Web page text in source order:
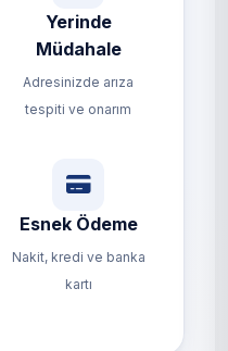
Yerinde
Müdahale
Adresinizde arıza
tespiti ve onarım
Esnek Ödeme
Nakit, kredi ve banka
kartı